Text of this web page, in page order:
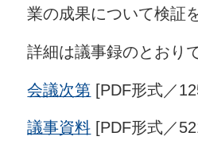
業の成果について検証
詳細は議事録のとおり
会議次第 [PDF形式／
議事資料 [PDF形式／